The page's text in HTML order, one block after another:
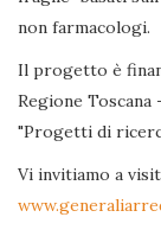
non farmacologi.
Il progetto è
Regione Toscana
"Progetti di
Vi invitiamo a